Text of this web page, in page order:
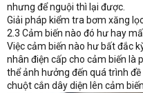
nhưng để nguội thì lại được.
Giải pháp kiểm tra bơm xăng
2.3 Cảm biến nào đó hư hay
Việc cảm biến nào hư bất đắc
nhân điện cấp cho cảm biến là
thể ảnh hưởng đến quá trình
chuột cắn dây diện lên cảm